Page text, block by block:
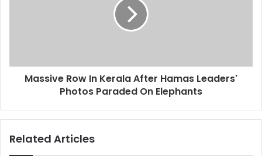
Massive Row In Kerala After Hamas Leaders'
Photos Paraded On Elephants
Related Articles